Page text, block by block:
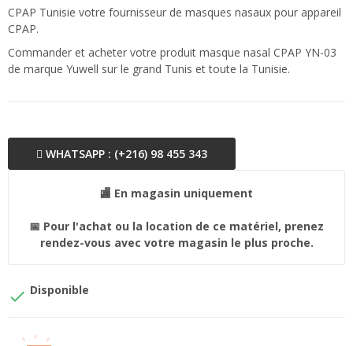
CPAP Tunisie votre fournisseur de masques nasaux pour appareil
CPAP.
Commander et acheter votre produit masque nasal CPAP YN-03
de marque Yuwell sur le grand Tunis et toute la Tunisie.
WHATSAPP : (+216) 98 455 343
🏬 En magasin uniquement
📅 Pour l'achat ou la location de ce matériel, prenez
rendez-vous avec votre magasin le plus proche.
 Disponible